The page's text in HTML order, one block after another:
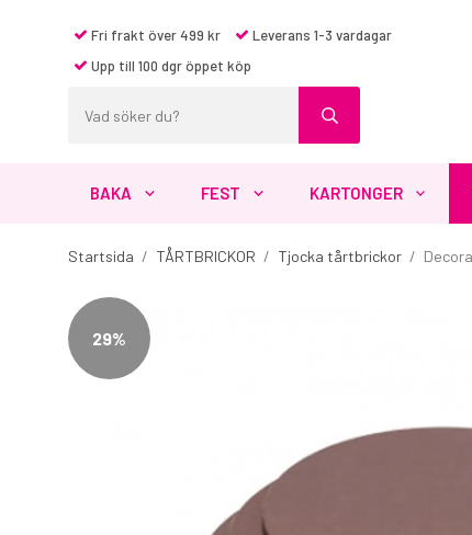
Fri frakt över 499 kr
Leverans 1-3 vardagar
Upp till 100 dgr öppet köp
BAKA FEST KARTONGER
Startsida / TÅRTBRICKOR / Tjocka tårtbrickor /
29%